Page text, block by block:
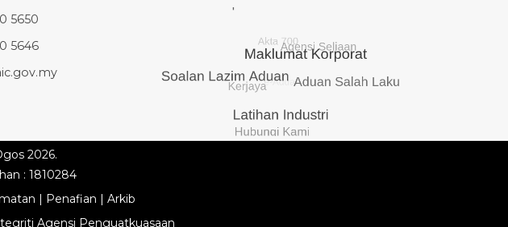
5650
5646
2026.
: 1810284
| Penafian | Arkib
Agensi Penguatkuasaan